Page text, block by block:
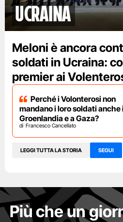
Ucraina
Meloni è ancora
soldati in Ucraina:
premier ai
Perché i Volonterosi non
mandano i loro soldati anche
Groenlandia e a Gaza?
Francesco Cancellato
LEGGI TUTTA LA STORIA SEGUI
Più che un